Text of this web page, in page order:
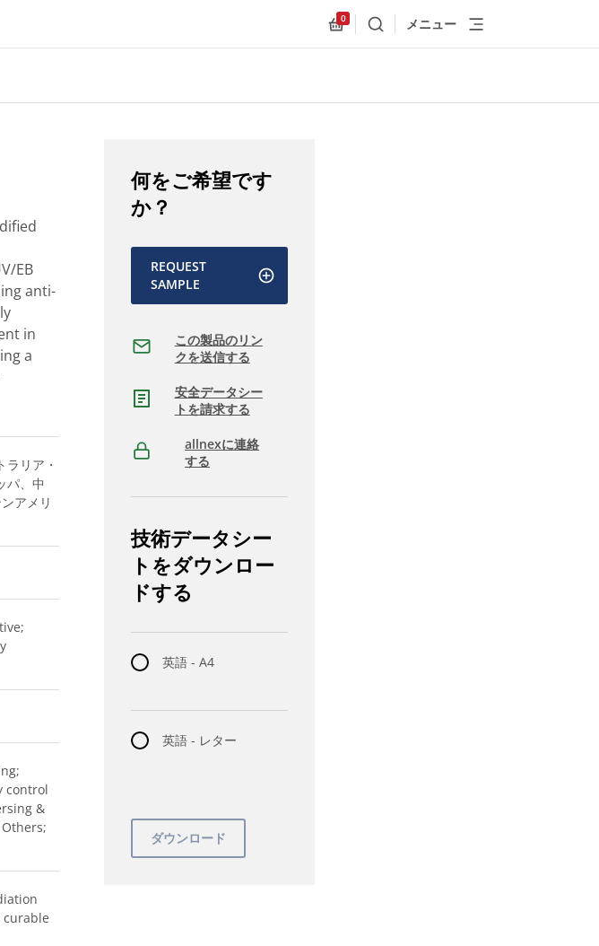
Allnex.GeneralResources.Cart
0
検索 メニュー
EB
anti-
in
a
ラリア・
パ、中
アメリ
control
&
curable
何をご希望です
か？
REQUEST
SAMPLE
この製品のリン
クを送信する
安全データシー
トを請求する
allnexに連絡
する
技術データシー
トをダウンロー
ドする
英語 - A4
英語 - レター